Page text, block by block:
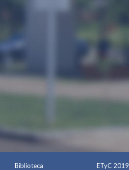
Biblioteca
ETyC 2019